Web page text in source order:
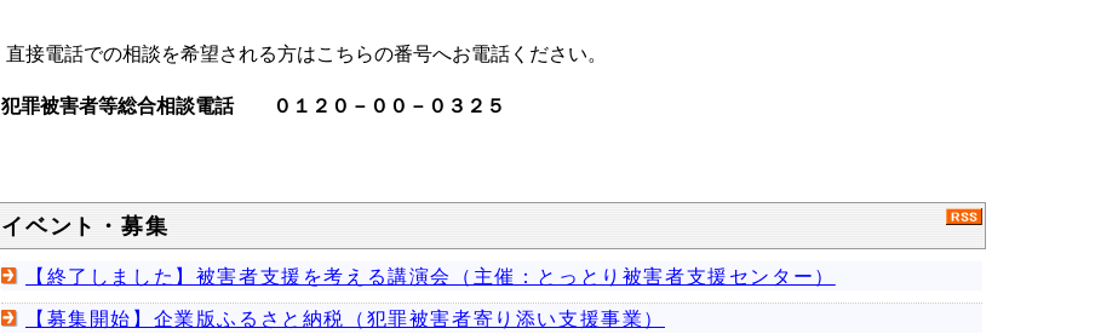
直接電話での相談を希望される方はこちらの番号へお電話ください。
犯罪被害者等総合相談電話 ０１２０－００－０３２５
イベント・募集
【終了しました】被害者支援を考える講演会（主催：とっとり被害者支援センター）
【募集開始】企業版ふるさと納税（犯罪被害者寄り添い支援事業）